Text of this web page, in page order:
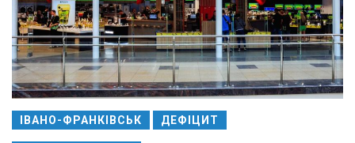
ІВАНО-ФРАНКІВСЬК ДЕФІЦИТ